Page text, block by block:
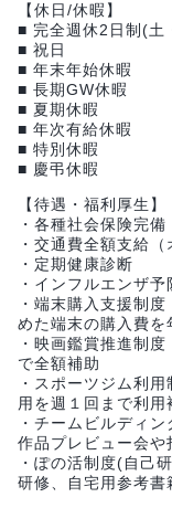
【休日/休暇】
■ 完全週休2日制(土
■ 祝日
■ 年末年始休暇
■ 長期GW休暇
■ 夏期休暇
■ 年次有給休暇
■ 特別休暇
■ 慶弔休暇
【待遇・福利厚生】
・各種社会保険完備
・交通費全額支給
・定期健康診断
・インフルエンザ予
・端末購入支援制
めた端末の購入費を
・映画鑑賞推進制
で全額補助
・スポーツジム利
用を週１回まで利用
・チームビルディ
作品プレビュー会や
・ぽの活制度(自己
研修、自宅用参考